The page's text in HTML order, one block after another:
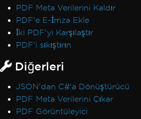
PDF Meta Verilerini Kaldır
PDF'e E-İmza Ekle
İki PDF'yi Karşılaştır
PDF'i sıkıştırın
Diğerleri
JSON'dan C#'a Dönüştürücü
PDF Meta Verilerini Çıkar
PDF Görüntüleyici